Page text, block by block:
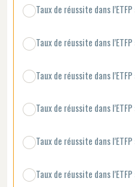
Taux de réussite dans
Taux de réussite dans
Taux de réussite dans
Taux de réussite dans
Taux de réussite dans
Taux de réussite dans